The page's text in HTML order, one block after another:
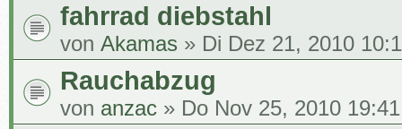
fahrrad diebstahl
von Akamas » Di Dez 21, 2010
Rauchabzug
von anzac » Do Nov 25, 2010 19:41